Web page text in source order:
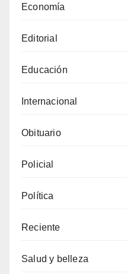
Economía
Editorial
Educación
Internacional
Obituario
Policial
Política
Reciente
Salud y belleza